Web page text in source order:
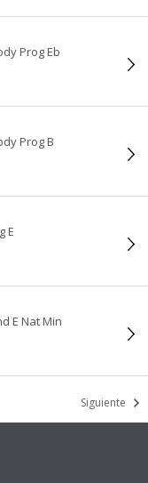
Prog Eb
Prog B
E
E Nat Min
Siguiente